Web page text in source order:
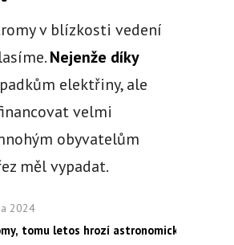
v blízkosti vedení
Nejenže díky
elektřiny, ale
velmi
obyvatelům
měl vypadat.
2024
tomu letos hrozí astronomická pokuta